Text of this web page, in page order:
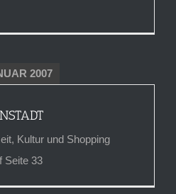
2007
Kultur und Shopping
Seite 33